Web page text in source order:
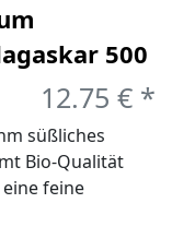
500
12.75 € *
süßliches
Bio-Qualität
feine